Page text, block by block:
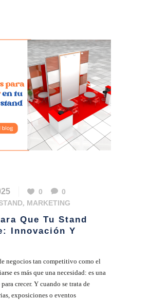
0
0
, MARKETING
Que Tu Stand
Innovación Y
negocios tan competitivo como el
es más que una necesidad: es una
crecer. Y cuando se trata de
exposiciones o eventos